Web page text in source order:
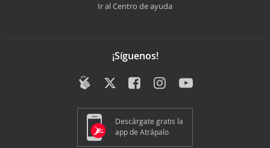
Ir al Centro de ayuda
¡Síguenos!
Descárgate gratis la
app de Atrápalo